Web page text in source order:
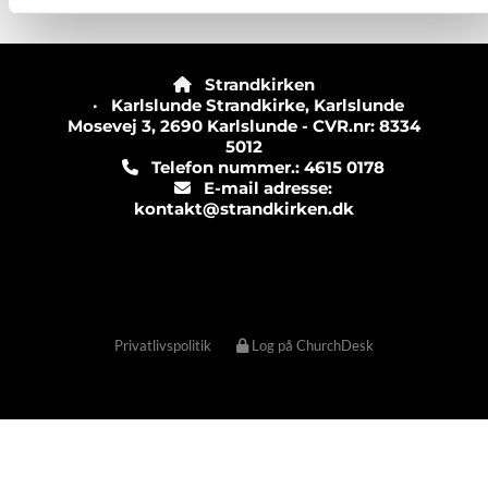

Strandkirken
· Karlslunde Strandkirke, Karlslunde
Mosevej 3, 2690 Karlslunde - CVR.nr: 8334
5012
Telefon nummer.: 4615 0178
E-mail adresse:
kontakt@strandkirken.dk
Privatlivspolitik Log på ChurchDesk